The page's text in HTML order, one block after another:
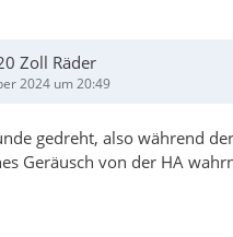
Zoll Räder
2024 um 20:49
gedreht, also während
Geräusch von der HA